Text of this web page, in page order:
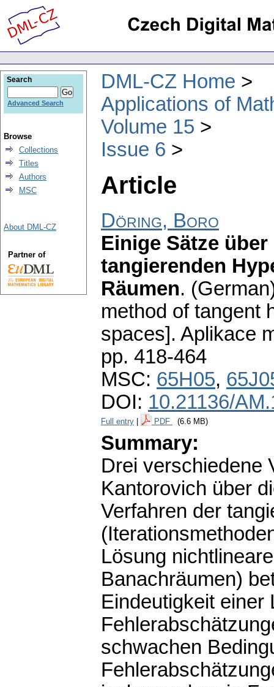
DML-CZ Home
Applications of
Volume 15
Issue 6
Article
Döring, Boro
Einige Sätze
tangierenden
Räumen.
method of tangent
spaces]. Aplikace
pp. 418-464
MSC: 65H05,
DOI: 10.21136/
Full entry PDF (6.6 MB)
Summary:
Drei verschiedene
Kantorovich über
Verfahren der
Lösung
Banachräumen)
Eindeutigkeit einer
schwachen
Search
Advanced Search
Browse
Collections
Titles
Authors
MSC
About DML-CZ
Partner of